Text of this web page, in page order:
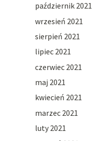
październik 2021
wrzesień 2021
sierpień 2021
lipiec 2021
czerwiec 2021
maj 2021
kwiecień 2021
marzec 2021
luty 2021